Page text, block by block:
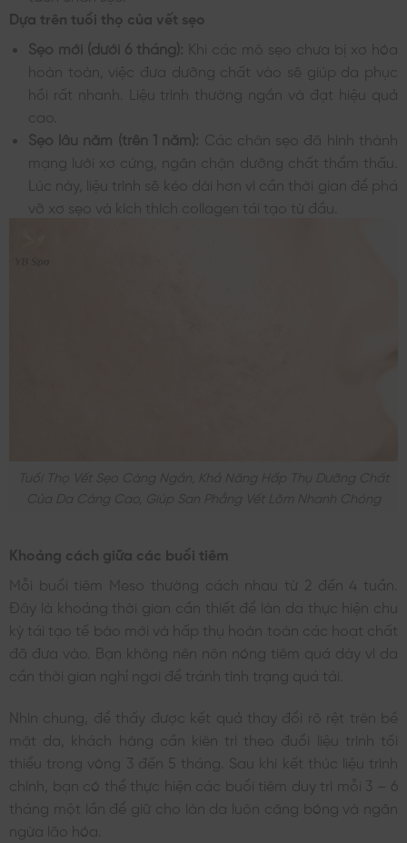
Dựa trên tuổi thọ của vết sẹo
Sẹo mới (dưới 6 tháng): Khi các mô sẹo chưa bị xơ hóa
hoàn toàn, việc đưa dưỡng chất vào sẽ giúp da phục
hồi rất nhanh. Liệu trình thường ngắn và đạt hiệu quả
cao.
Sẹo lâu năm (trên 1 năm): Các chân sẹo đã hình thành
mạng lưới xơ cứng, ngăn chặn dưỡng chất thẩm thấu.
Lúc này, liệu trình sẽ kéo dài hơn vì cần thời gian để phá
vỡ xơ sẹo và kích thích collagen tái tạo từ đầu.
Tuổi Thọ Vết Sẹo Càng Ngắn, Khả Năng Hấp Thụ Dưỡng Chất
Của Da Càng Cao, Giúp San Phẳng Vết Lõm Nhanh Chóng
Khoảng cách giữa các buổi tiêm
Mỗi buổi tiêm Meso thường cách nhau từ 2 đến 4 tuần.
Đây là khoảng thời gian cần thiết để làn da thực hiện chu
kỳ tái tạo tế bào mới và hấp thụ hoàn toàn các hoạt chất
đã đưa vào. Bạn không nên nôn nóng tiêm quá dày vì da
cần thời gian nghỉ ngơi để tránh tình trạng quá tải.
Nhìn chung, để thấy được kết quả thay đổi rõ rệt trên bề
mặt da, khách hàng cần kiên trì theo đuổi liệu trình tối
thiểu trong vòng 3 đến 5 tháng. Sau khi kết thúc liệu trình
chính, bạn có thể thực hiện các buổi tiêm duy trì mỗi 3 – 6
tháng một lần để giữ cho làn da luôn căng bóng và ngăn
ngừa lão hóa.